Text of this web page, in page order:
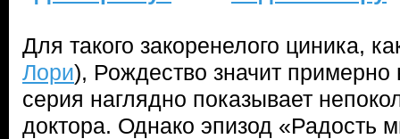
Для такого закоренелого циника,
Лори), Рождество значит примерно
серия наглядно показывает
доктора. Однако эпизод «Радость